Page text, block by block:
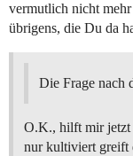
vermutlich nicht
übrigens, die Du da
Die Frage nach
O.K., hilft mir jetzt
nur kultiviert greift